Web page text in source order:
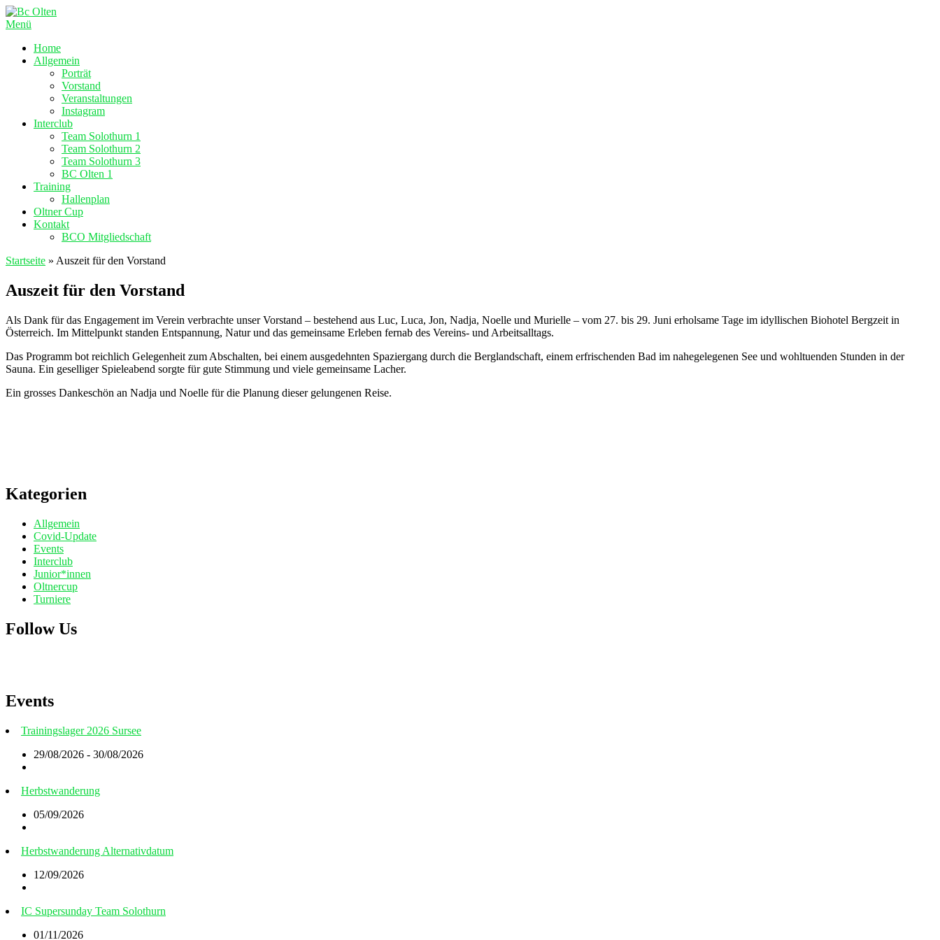
Zum
Inhalt
Menü
Home
Allgemein
Porträt
Vorstand
Veranstaltungen
Instagram
Interclub
Team Solothurn 1
Team Solothurn 2
Team Solothurn 3
BC Olten 1
Training
Hallenplan
Oltner Cup
Kontakt
BCO Mitgliedschaft
Startseite » Auszeit für den Vorstand
Auszeit für den Vorstand
Als Dank für das Engagement im Verein verbrachte unser Vorstand – bestehend aus Luc, Luca, Jon, Nadja, Noelle und Murielle – vom 27. bis 29. Juni erholsame Tage im idyllischen Biohotel Bergzeit in
Österreich. Im Mittelpunkt standen Entspannung, Natur und das gemeinsame Erleben fernab des Vereins- und Arbeitsalltags.
Das Programm bot reichlich Gelegenheit zum Abschalten, bei einem ausgedehnten Spaziergang durch die Berglandschaft, einem erfrischenden Bad im nahegelegenen See und wohltuenden Stunden in der
Sauna. Ein geselliger Spieleabend sorgte für gute Stimmung und viele gemeinsame Lacher.
Ein grosses Dankeschön an Nadja und Noelle für die Planung dieser gelungenen Reise.
Kategorien
Allgemein
Covid-Update
Events
Interclub
Junior*innen
Oltnercup
Turniere
Follow Us
Events
Trainingslager 2026 Sursee
29/08/2026 - 30/08/2026
Herbstwanderung
05/09/2026
Herbstwanderung Alternativdatum
12/09/2026
IC Supersunday Team Solothurn
01/11/2026